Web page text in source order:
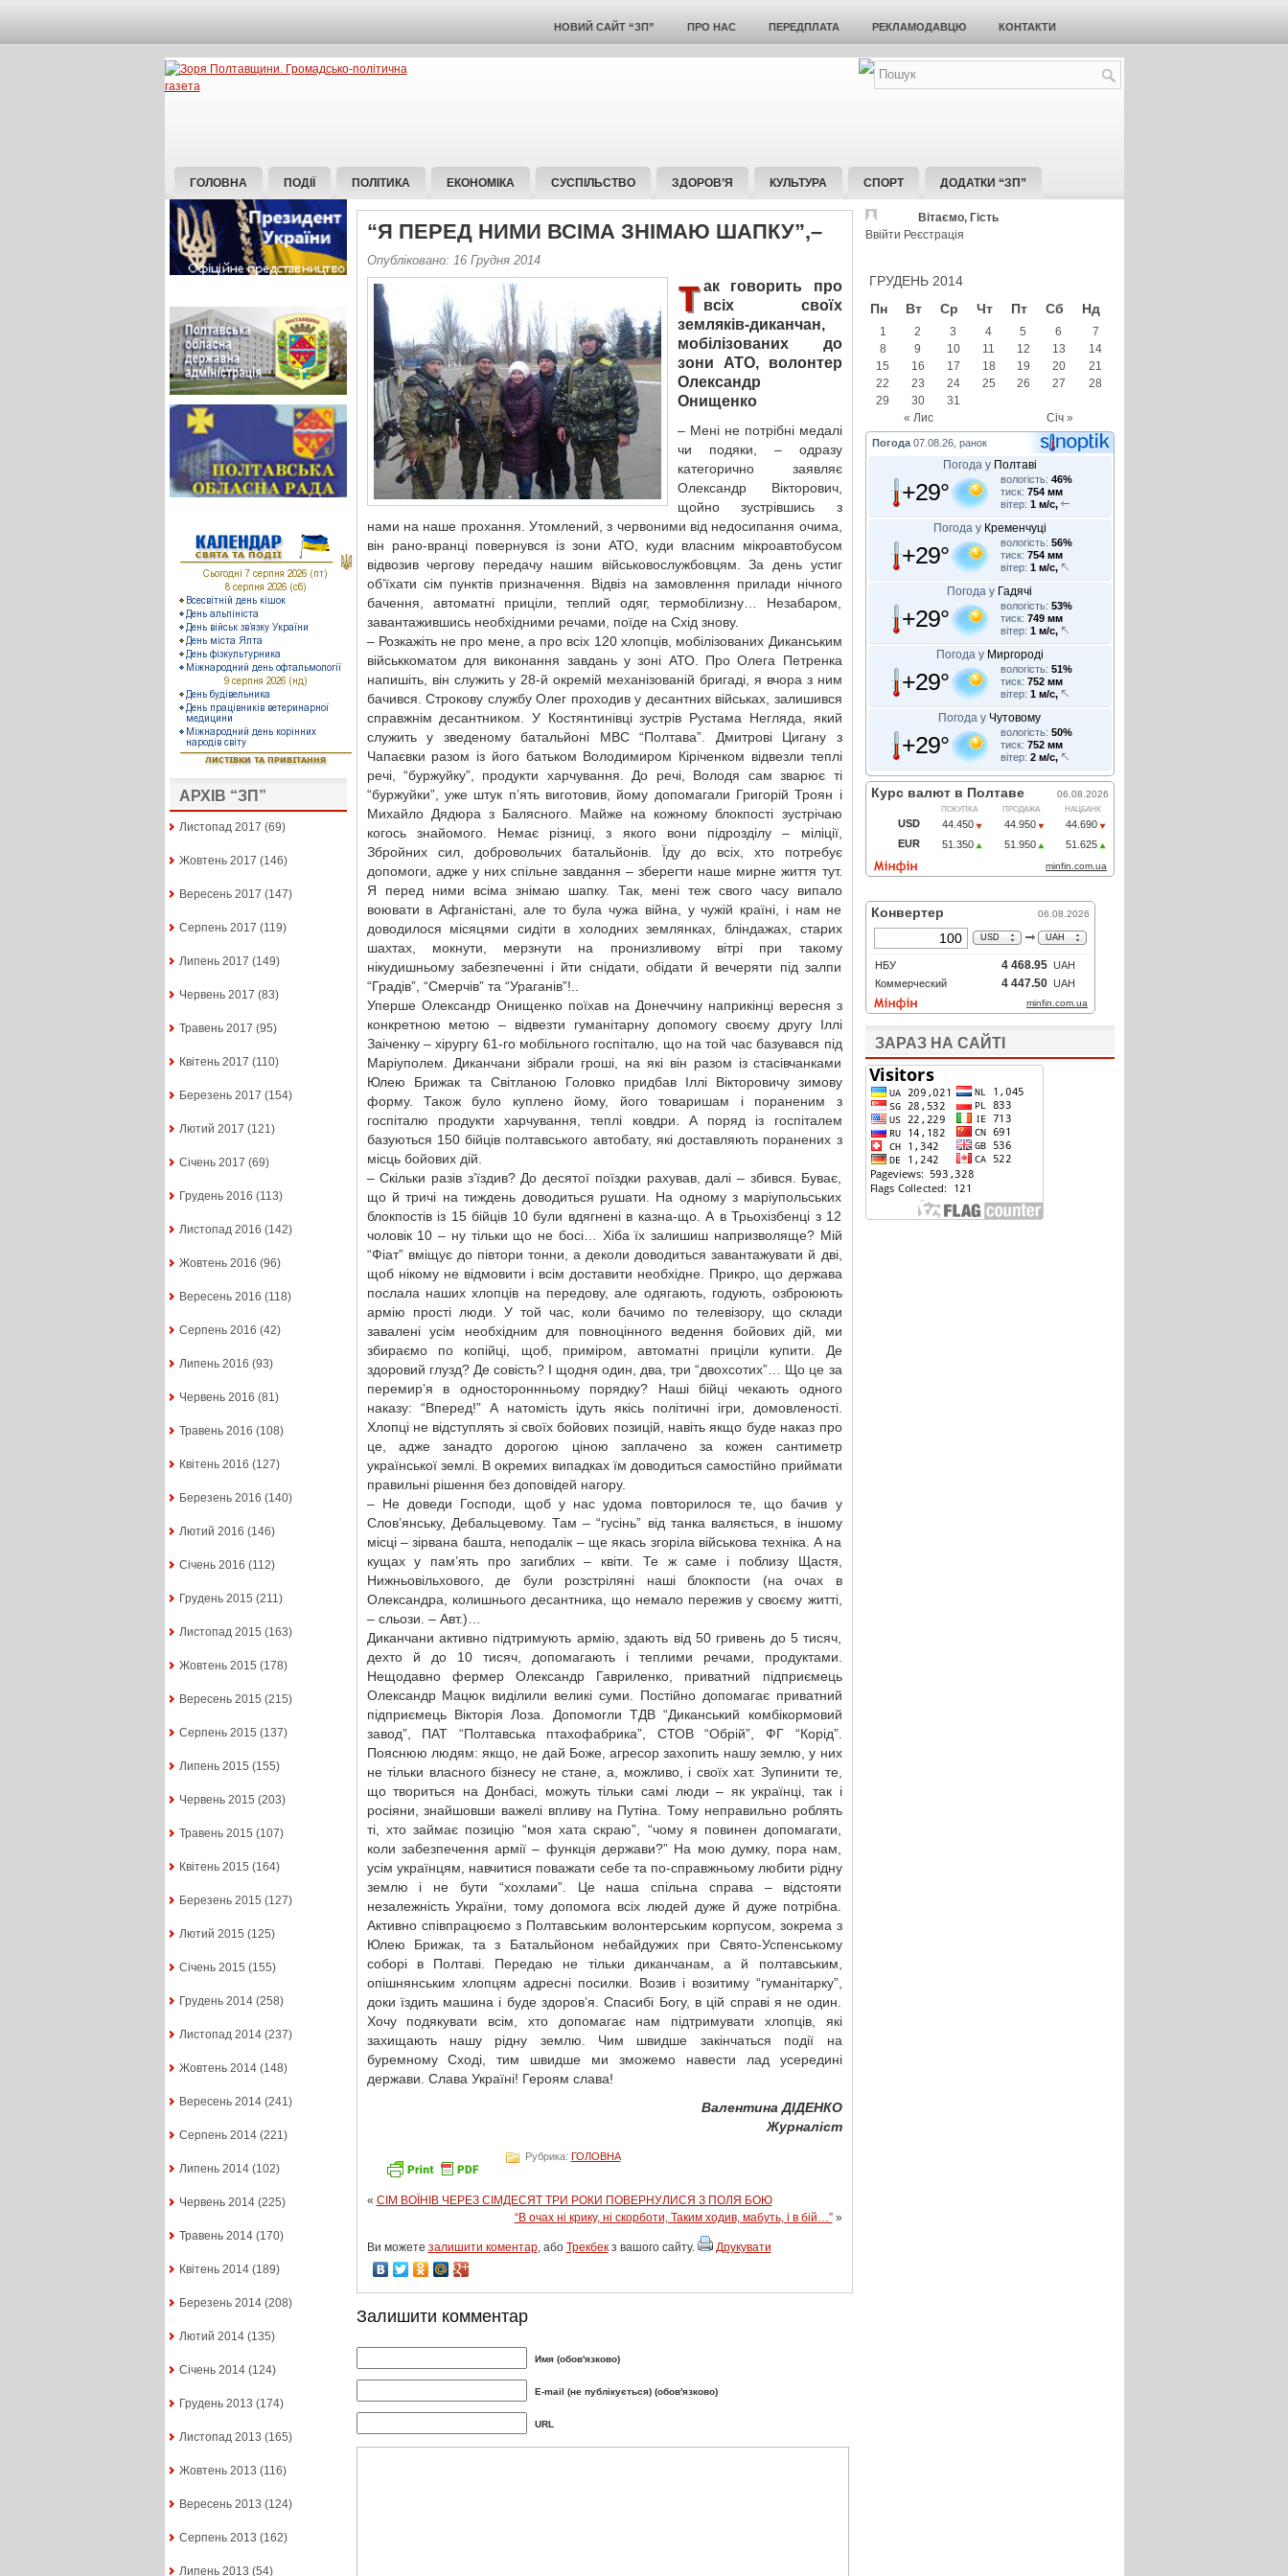
НОВИЙ САЙТ “ЗП” ПРО НАС ПЕРЕДПЛАТА РЕКЛАМОДАВЦЮ КОНТАКТИ
ГОЛОВНА ПОДІЇ ПОЛІТИКА ЕКОНОМІКА СУСПІЛЬСТВО ЗДОРОВ’Я КУЛЬТУРА СПОРТ ДОДАТКИ “ЗП”
АРХІВ “ЗП”
Листопад 2017 (69)
Жовтень 2017 (146)
Вересень 2017 (147)
Серпень 2017 (119)
Липень 2017 (149)
Червень 2017 (83)
Травень 2017 (95)
Квітень 2017 (110)
Березень 2017 (154)
Лютий 2017 (121)
Січень 2017 (69)
Грудень 2016 (113)
Листопад 2016 (142)
Жовтень 2016 (96)
Вересень 2016 (118)
Серпень 2016 (42)
Липень 2016 (93)
Червень 2016 (81)
Травень 2016 (108)
Квітень 2016 (127)
Березень 2016 (140)
Лютий 2016 (146)
Січень 2016 (112)
Грудень 2015 (211)
Листопад 2015 (163)
Жовтень 2015 (178)
Вересень 2015 (215)
Серпень 2015 (137)
Липень 2015 (155)
Червень 2015 (203)
Травень 2015 (107)
Квітень 2015 (164)
Березень 2015 (127)
Лютий 2015 (125)
Січень 2015 (155)
Грудень 2014(258)
Листопад 2014(237)
Жовтень 2014(148)
Вересень 2014(241)
Серпень 2014(221)
Липень 2014(102)
Червень 2014(225)
Травень 2014(170)
Квітень 2014(189)
Березень 2014(208)
Лютий 2014(135)
Січень 2014(124)
Грудень 2013 (174)
Листопад 2013 (165)
Жовтень 2013 (116)
Вересень 2013 (124)
Серпень 2013 (162)
Липень 2013 (54)
“Я ПЕРЕД НИМИ ВСІМА ЗНІМАЮ ШАПКУ”,–
Опубліковано: 16 Грудня 2014
т ак говорить про
всіх своїх
земляків-диканчан,
мобілізованих до
зони АТО, волонтер
Олександр
Онищенко
– Мені не потрібні медалі
чи подяки, – одразу
категорично заявляє
Олександр Вікторович,
щойно зустрівшись з
нами на наше прохання. Утомлений, з червоними від недосипання очима,
він рано-вранці повернувся із зони АТО, куди власним мікроавтобусом
відвозив чергову передачу нашим військовослужбовцям. За день устиг
об’їхати сім пунктів призначення. Відвіз на замовлення прилади нічного
бачення, автоматні приціли, теплий одяг, термобілизну… Незабаром,
завантажившись необхідними речами, поїде на Схід знову.
– Розкажіть не про мене, а про всіх 120 хлопців, мобілізованих Диканським
військкоматом для виконання завдань у зоні АТО. Про Олега Петренка
напишіть, він служить у 28-й окремій механізованій бригаді, я вчора з ним
бачився. Строкову службу Олег проходив у десантних військах, залишився
справжнім десантником. У Костянтинівці зустрів Рустама Негляда, який
служить у зведеному батальйоні МВС “Полтава”. Дмитрові Цигану з
Чапаєвки разом із його батьком Володимиром Кіріченком відвезли теплі
речі, “буржуйку”, продукти харчування. До речі, Володя сам зварює ті
“буржуйки”, уже штук п’ять виготовив, йому допомагали Григорій Троян і
Михайло Дядюра з Балясного. Майже на кожному блокпості зустрічаю
когось знайомого. Немає різниці, з якого вони підрозділу – міліції,
Збройних сил, добровольчих батальйонів. Їду до всіх, хто потребує
допомоги, адже у них спільне завдання – зберегти наше мирне життя тут.
Я перед ними всіма знімаю шапку. Так, мені теж свого часу випало
воювати в Афганістані, але то була чужа війна, у чужій країні, і нам не
доводилося місяцями сидіти в холодних землянках, бліндажах, старих
шахтах, мокнути, мерзнути на пронизливому вітрі при такому
нікудишньому забезпеченні і йти снідати, обідати й вечеряти під залпи
“Градів”, “Смерчів” та “Ураганів”!..
Уперше Олександр Онищенко поїхав на Донеччину наприкінці вересня з
конкретною метою – відвезти гуманітарну допомогу своєму другу Іллі
Заіченку – хірургу 61-го мобільного госпіталю, що на той час базувався під
Маріуполем. Диканчани зібрали гроші, на які він разом із стасівчанками
Юлею Брижак та Світланою Головко придбав Іллі Вікторовичу зимову
форму. Також було куплено йому, його товаришам і пораненим з
госпіталю продукти харчування, теплі ковдри. А поряд із госпіталем
базуються 150 бійців полтавського автобату, які доставляють поранених з
місць бойових дій.
– Скільки разів з’їздив? До десятої поїздки рахував, далі – збився. Буває,
що й тричі на тиждень доводиться рушати. На одному з маріупольських
блокпостів із 15 бійців 10 були вдягнені в казна-що. А в Трьохізбенці з 12
чоловік 10 – ну тільки що не босі… Хіба їх залишиш напризволяще? Мій
“Фіат” вміщує до півтори тонни, а деколи доводиться завантажувати й дві,
щоб нікому не відмовити і всім доставити необхідне. Прикро, що держава
послала наших хлопців на передову, але одягають, годують, озброюють
армію прості люди. У той час, коли бачимо по телевізору, що склади
завалені усім необхідним для повноцінного ведення бойових дій, ми
збираємо по копійці, щоб, приміром, автоматні приціли купити. Де
здоровий глузд? Де совість? І щодня один, два, три “двохсотих”… Що це за
перемир’я в одностороннньому порядку? Наші бійці чекають одного
наказу: “Вперед!” А натомість ідуть якісь політичні ігри, домовленості.
Хлопці не відступлять зі своїх бойових позицій, навіть якщо буде наказ про
це, адже занадто дорогою ціною заплачено за кожен сантиметр
української землі. В окремих випадках їм доводиться самостійно приймати
правильні рішення без доповідей нагору.
– Не доведи Господи, щоб у нас удома повторилося те, що бачив у
Слов’янську, Дебальцевому. Там – “гусінь” від танка валяється, в іншому
місці – зірвана башта, неподалік – ще якась згоріла військова техніка. А на
кущах у пам’ять про загиблих – квіти. Те ж саме і поблизу Щастя,
Нижньовільхового, де були розстріляні наші блокпости (на очах в
Олександра, колишнього десантника, що немало пережив у своєму житті,
– сльози. – Авт.)…
Диканчани активно підтримують армію, здають від 50 гривень до 5 тисяч,
дехто й до 10 тисяч, допомагають і теплими речами, продуктами.
Нещодавно фермер Олександр Гавриленко, приватний підприємець
Олександр Мацюк виділили великі суми. Постійно допомагає приватний
підприємець Вікторія Лоза. Допомогли ТДВ “Диканський комбікормовий
завод”, ПАТ “Полтавська птахофабрика”, СТОВ “Обрій”, ФГ “Корід”.
Пояснюю людям: якщо, не дай Боже, агресор захопить нашу землю, у них
не тільки власного бізнесу не стане, а, можливо, і своїх хат. Зупинити те,
що твориться на Донбасі, можуть тільки самі люди – як українці, так і
росіяни, знайшовши важелі впливу на Путіна. Тому неправильно роблять
ті, хто займає позицію “моя хата скраю”, “чому я повинен допомагати,
коли забезпечення армії – функція держави?” На мою думку, пора нам,
усім українцям, навчитися поважати себе та по-справжньому любити рідну
землю і не бути “хохлами”. Це наша спільна справа – відстояти
незалежність України, тому допомога всіх людей дуже й дуже потрібна.
Активно співпрацюємо з Полтавським волонтерським корпусом, зокрема з
Юлею Брижак, та з Батальйоном небайдужих при Свято-Успенському
соборі в Полтаві. Передаю не тільки диканчанам, а й полтавським,
опішнянським хлопцям адресні посилки. Возив і возитиму “гуманітарку”,
доки їздить машина і буде здоров’я. Спасибі Богу, в цій справі я не один.
Хочу подякувати всім, хто допомагає нам підтримувати хлопців, які
захищають нашу рідну землю. Чим швидше закінчаться події на
буремному Сході, тим швидше ми зможемо навести лад усередині
держави. Слава Україні! Героям слава!
Валентина ДІДЕНКО
Журналіст
Рубрика: ГОЛОВНА
« СІМ ВОЇНІВ ЧЕРЕЗ СІМДЕСЯТ ТРИ РОКИ ПОВЕРНУЛИСЯ З ПОЛЯ БОЮ
“В очах ні крику, ні скорботи, Таким ходив, мабуть, і в бій…”»
Ви можете залишити коментар, або Трекбекз вашого сайту. Друкувати
Залишити комментар
Имя (обов'язково)
E-mail (не публікується) (обов'язково)
URL
Вітаємо, Гість
Ввійти Реєстрація
ГРУДЕНЬ 2014
Пн
Вт Ср Чт Пт Сб Нд
« Лис Січ »
1 2 3 4 5 6
7
8
9 10 11 12 13
14
15
16 17 18 19 20
21
22
23 24 25 26 27
28
29
30 31
Погода 07.08.26, ранок
Погода у Полтаві
+29° вологість: 46%
тиск: 754 мм
вітер: 1 м/с,
Погода у Кременчуці
+29° вологість: 56%
тиск: 754 мм
вітер: 1 м/с,
Погода у Гадячі
+29° вологість: 53%
тиск: 749 мм
вітер: 1 м/с,
Погода у Миргороді
+29° вологість: 51%
тиск: 752 мм
вітер: 1 м/с,
Погода у Чутовому
+29° вологість: 50%
тиск: 752 мм
вітер: 2 м/с,
ЗАРАЗ НА САЙТІ